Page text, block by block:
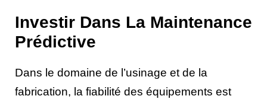
Investir Dans La Maintenance
Prédictive
Dans le domaine de l’usinage et de la
fabrication, la fiabilité des équipements est